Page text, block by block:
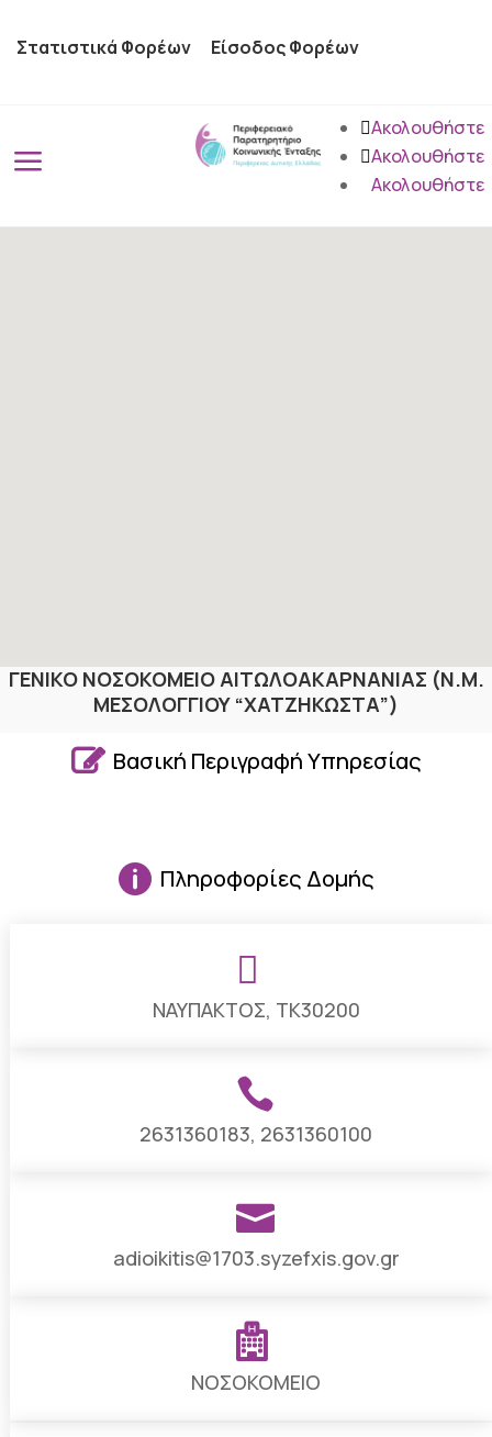
Στατιστικά Φορέων Είσοδος Φορέων
a
Ακολουθήστε
Ακολουθήστε
Ακολουθήστε
ΓΕΝΙΚΟ ΝΟΣΟΚΟΜΕΙΟ ΑΙΤΩΛΟΑΚΑΡΝΑΝΙΑΣ (Ν.Μ.
ΜΕΣΟΛΟΓΓΙΟΥ “ΧΑΤΖΗΚΩΣΤΑ”)
 Βασική Περιγραφή Υπηρεσίας
 Πληροφορίες Δομής

ΝΑΥΠΑΚΤΟΣ, ΤΚ30200

2631360183, 2631360100

adioikitis@1703.syzefxis.gov.gr

ΝΟΣΟΚΟΜΕΙΟ